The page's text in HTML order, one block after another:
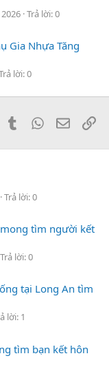
Trả lời: 0
Gia Nhựa Tăng
lời: 0
PinterestTumblrWhatsApp
Email
Trả lời: 0
tìm người kết
Trả lời: 0
tại Long An tìm
lời: 1
tìm bạn kết hôn